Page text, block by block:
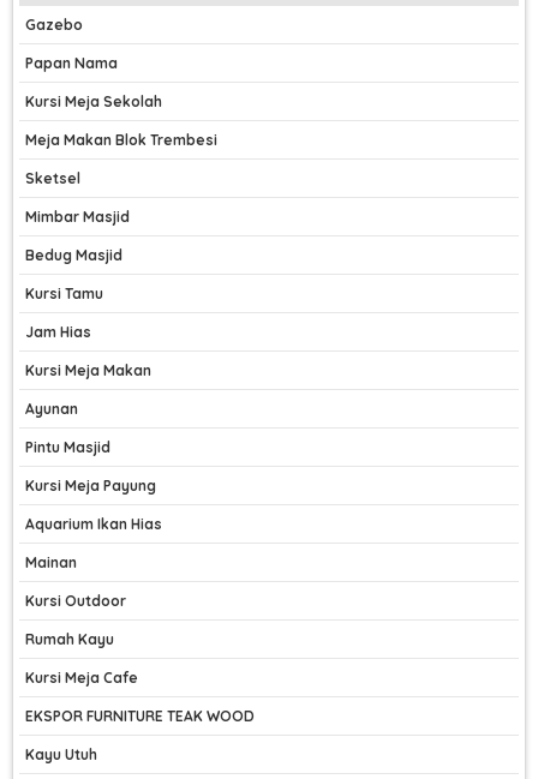
Gazebo
Papan Nama
Kursi Meja Sekolah
Meja Makan Blok Trembesi
Sketsel
Mimbar Masjid
Bedug Masjid
Kursi Tamu
Jam Hias
Kursi Meja Makan
Ayunan
Pintu Masjid
Kursi Meja Payung
Aquarium Ikan Hias
Mainan
Kursi Outdoor
Rumah Kayu
Kursi Meja Cafe
EKSPOR FURNITURE TEAK WOOD
Kayu Utuh